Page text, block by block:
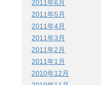
2011年6月
2011年5月
2011年4月
2011年3月
2011年2月
2011年1月
2010年12月